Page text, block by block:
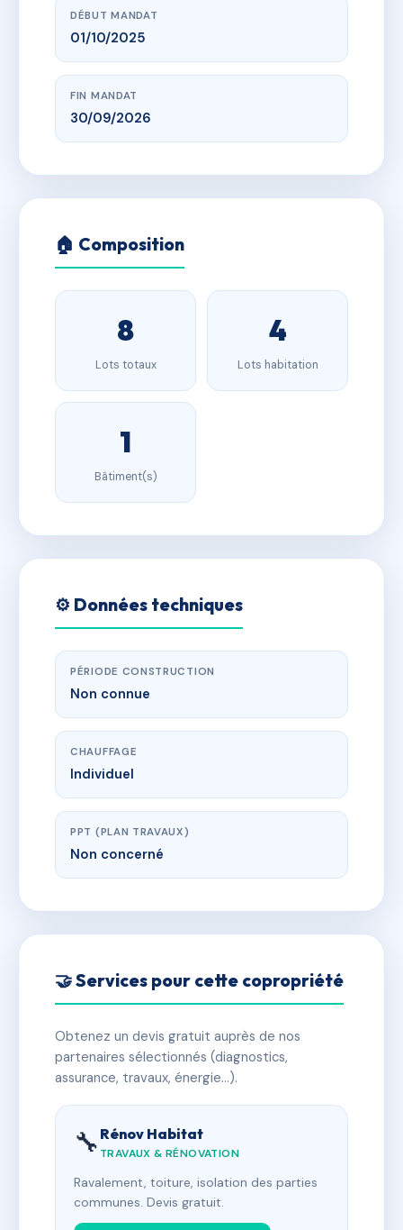
DÉBUT MANDAT
01/10/2025
FIN MANDAT
30/09/2026
🏠 Composition
8
Lots totaux
4
Lots habitation
1
Bâtiment(s)
⚙️ Données techniques
PÉRIODE CONSTRUCTION
Non connue
CHAUFFAGE
Individuel
PPT (PLAN TRAVAUX)
Non concerné
🤝 Services pour cette copropriété
Obtenez un devis gratuit auprès de nos
partenaires sélectionnés (diagnostics,
assurance, travaux, énergie…).
🔧 Rénov Habitat
TRAVAUX & RÉNOVATION
Ravalement, toiture, isolation des parties
communes. Devis gratuit.